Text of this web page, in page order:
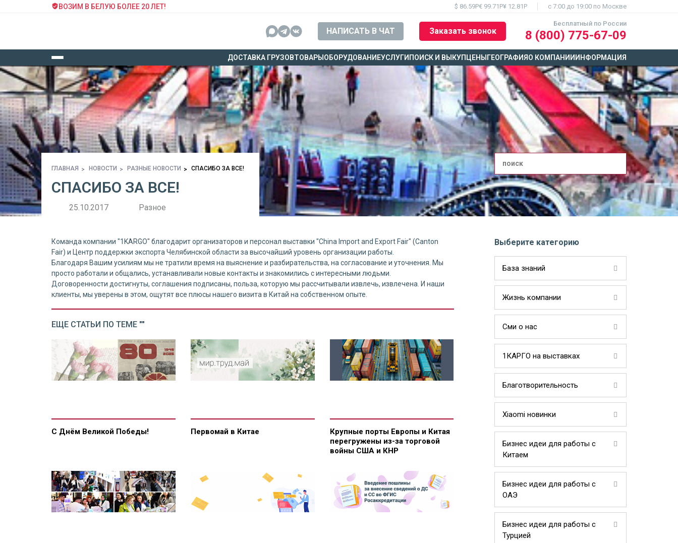
ВОЗИМ В БЕЛУЮ БОЛЕЕ 20 ЛЕТ! $ 86.59Р€ 99.71Р¥ 12.81Р c 7:00 до 19:00 по Москве
НАПИСАТЬ В ЧАТ Заказать звонок
Бесплатный по России
8 (800) 775-67-09
ДОСТАВКА ГРУЗОВТОВАРЫ ОБОРУДОВАНИЕУСЛУГИ ПОИСК И ВЫКУП ЦЕНЫ ГЕОГРАФИЯО КОМПАНИИ ИНФОРМАЦИЯ
ГЛАВНАЯ НОВОСТИ РАЗНЫЕ НОВОСТИ СПАСИБО ЗА ВСЕ!
СПАСИБО ЗА ВСЕ!
25.10.2017 Разное
Команда компании "1KARGO" благодарит организаторов и персонал выставки "China Import and Export Fair" (Canton
Fair) и Центр поддержки экспорта Челябинской области за высочайший уровень организации работы.
Благодаря Вашим усилиям мы не тратили время на выяснение и разбирательства, на согласование и уточнения. Мы
просто работали и общались, устанавливали новые контакты и знакомились с интересными людьми.
Договоренности достигнуты, соглашения подписаны, польза, которую мы рассчитывали извлечь, извлечена. И наши
клиенты, мы уверены в этом, ощутят все плюсы нашего визита в Китай на собственном опыте.
ЕЩЕ СТАТЬИ ПО ТЕМЕ ""
С Днём Великой Победы! Первомай в Китае
Крупные порты Европы и Китая
перегружены из-за торговой
войны США и КНР
Выберите категорию
База знаний
Жизнь компании
Сми о нас
1КАРГО на выставках
Благотворительность
Xiaomi новинки
Бизнес идеи для работы с
Китаем
Бизнес идеи для работы с
ОАЭ
Бизнес идеи для работы с
Турцией